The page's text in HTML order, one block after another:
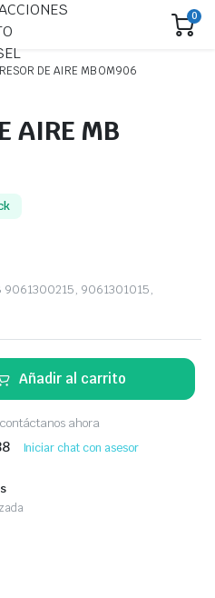
0
DE AIRE MB OM906
AIRE MB
9061300215, 9061301015,
Añadir al carrito
ahora
Iniciar chat con asesor